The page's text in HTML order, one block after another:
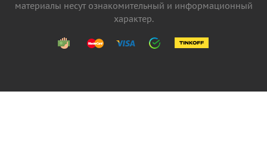
материалы несут ознакомительный и информационный
характер.